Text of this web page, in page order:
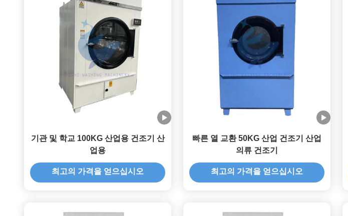
기관 및 학교 100KG 산업용 건조기 산
업용
최고의 가격을 얻으십시오
빠른 열 교환 50KG 산업 건조기 산업
의류 건조기
최고의 가격을 얻으십시오